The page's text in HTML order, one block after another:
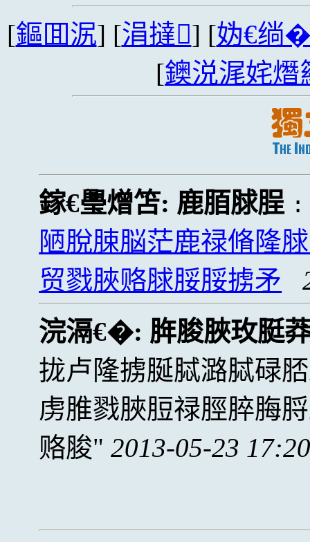
[鏂囬泦] [涓撻] [妫€绱
[鐭涚浘姹熸
鎵€璺熷笘: 鹿脜脙脭
陋脫脨脳茫鹿禄脩隆
贸戮脥赂脙脮脮掳矛
浣滆€�: 脌脧脥玫脡
拢卢隆掳脠脦潞脦碌
虏脽戮脥脰禄脛脺脢
赂脧
2013-05-23